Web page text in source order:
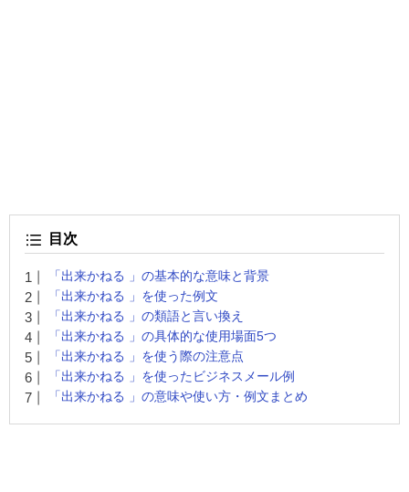
目次
「出来かねる 」の基本的な意味と背景
「出来かねる 」を使った例文
「出来かねる 」の類語と言い換え
「出来かねる 」の具体的な使用場面5つ
「出来かねる 」を使う際の注意点
「出来かねる 」を使ったビジネスメール例
「出来かねる 」の意味や使い方・例文まとめ